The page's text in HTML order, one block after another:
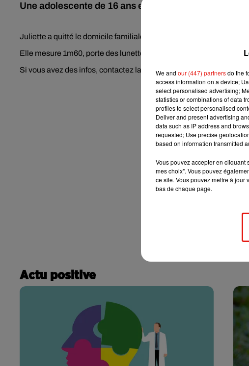
Une adolescente de 16 ans est portée disparue
Juliette a quitté le domicile familiale à Lorris et depuis, plus de
Elle mesure 1m60, porte des lunettes, une sacoche Star Wars et
Si vous avez des infos, contactez la gendarmerie.
Actu positive
We and our (447) partnersdo the
access information on a device;
select personalised advertising;
statistics or combinations of data
profiles to select personalised
Deliver and present advertising
data such as IP address and
requested; Use precise
based on information transmitted
Vous pouvez accepter en cliquant
mes choix". Vous pouvez
ce site. Vous pouvez mettre à jour
bas de chaque page.